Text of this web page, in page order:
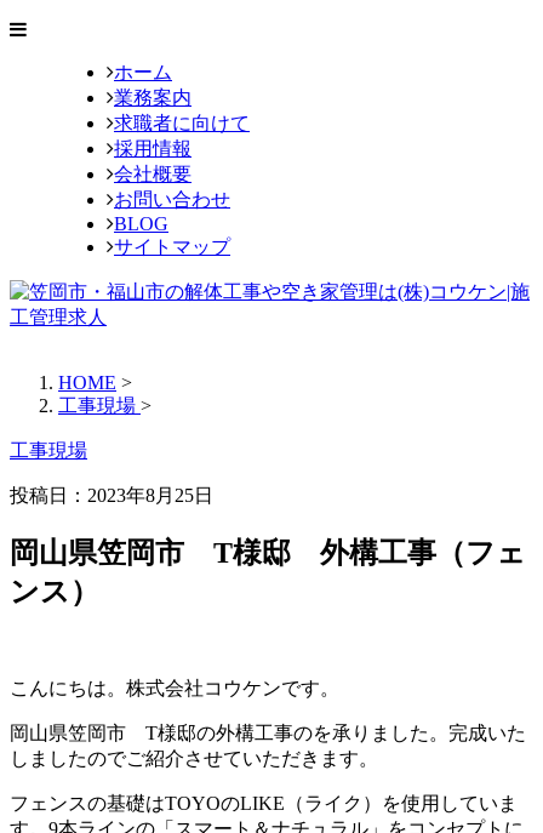
ホーム
業務案内
求職者に向けて
採用情報
会社概要
お問い合わせ
BLOG
サイトマップ
HOME >
工事現場 >
工事現場
投稿日： 2023年8月25日
岡山県笠岡市 T様邸 外構工事（フェ
ンス）
こんにちは。株式会社コウケンです。
岡山県笠岡市 T様邸の外構工事のを承りました。完成いた
しましたのでご紹介させていただきます。
フェンスの基礎はTOYOのLIKE（ライク）を使用していま
す。9本ラインの「スマート＆ナチュラル」をコンセプトに